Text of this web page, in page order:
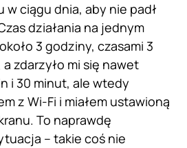
w ciągu dnia, aby nie padł
działania na jednym
3 godziny, czasami 3
zdarzyło mi się nawet
i 30 minut, ale wtedy
z Wi-Fi i miałem ustawioną
To naprawdę
– takie coś nie